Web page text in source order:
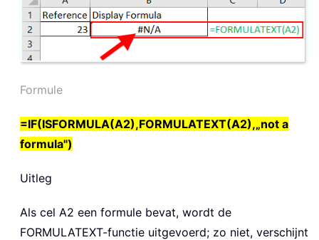
Formule
=IF(ISFORMULA(A2),FORMULATEXT(A2),„not a
formula")
Uitleg
Als cel A2 een formule bevat, wordt de
FORMULATEXT-functie uitgevoerd; zo niet, verschijnt